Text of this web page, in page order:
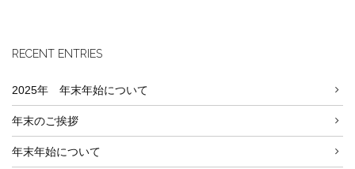
RECENT ENTRIES
2025年 年末年始について
年末のご挨拶
年末年始について